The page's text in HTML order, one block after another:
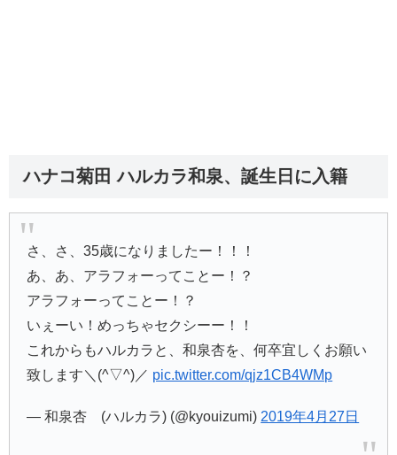
ハナコ菊田 ハルカラ和泉、誕生日に入籍
さ、さ、35歳になりましたー！！！
あ、あ、アラフォーってことー！？
アラフォーってことー！？
いぇーい！めっちゃセクシーー！！
これからもハルカラと、和泉杏を、何卒宜しくお願い
致します＼(^▽^)／ pic.twitter.com/qjz1CB4WMp
— 和泉杏 (ハルカラ) (@kyouizumi) 2019年4月27日